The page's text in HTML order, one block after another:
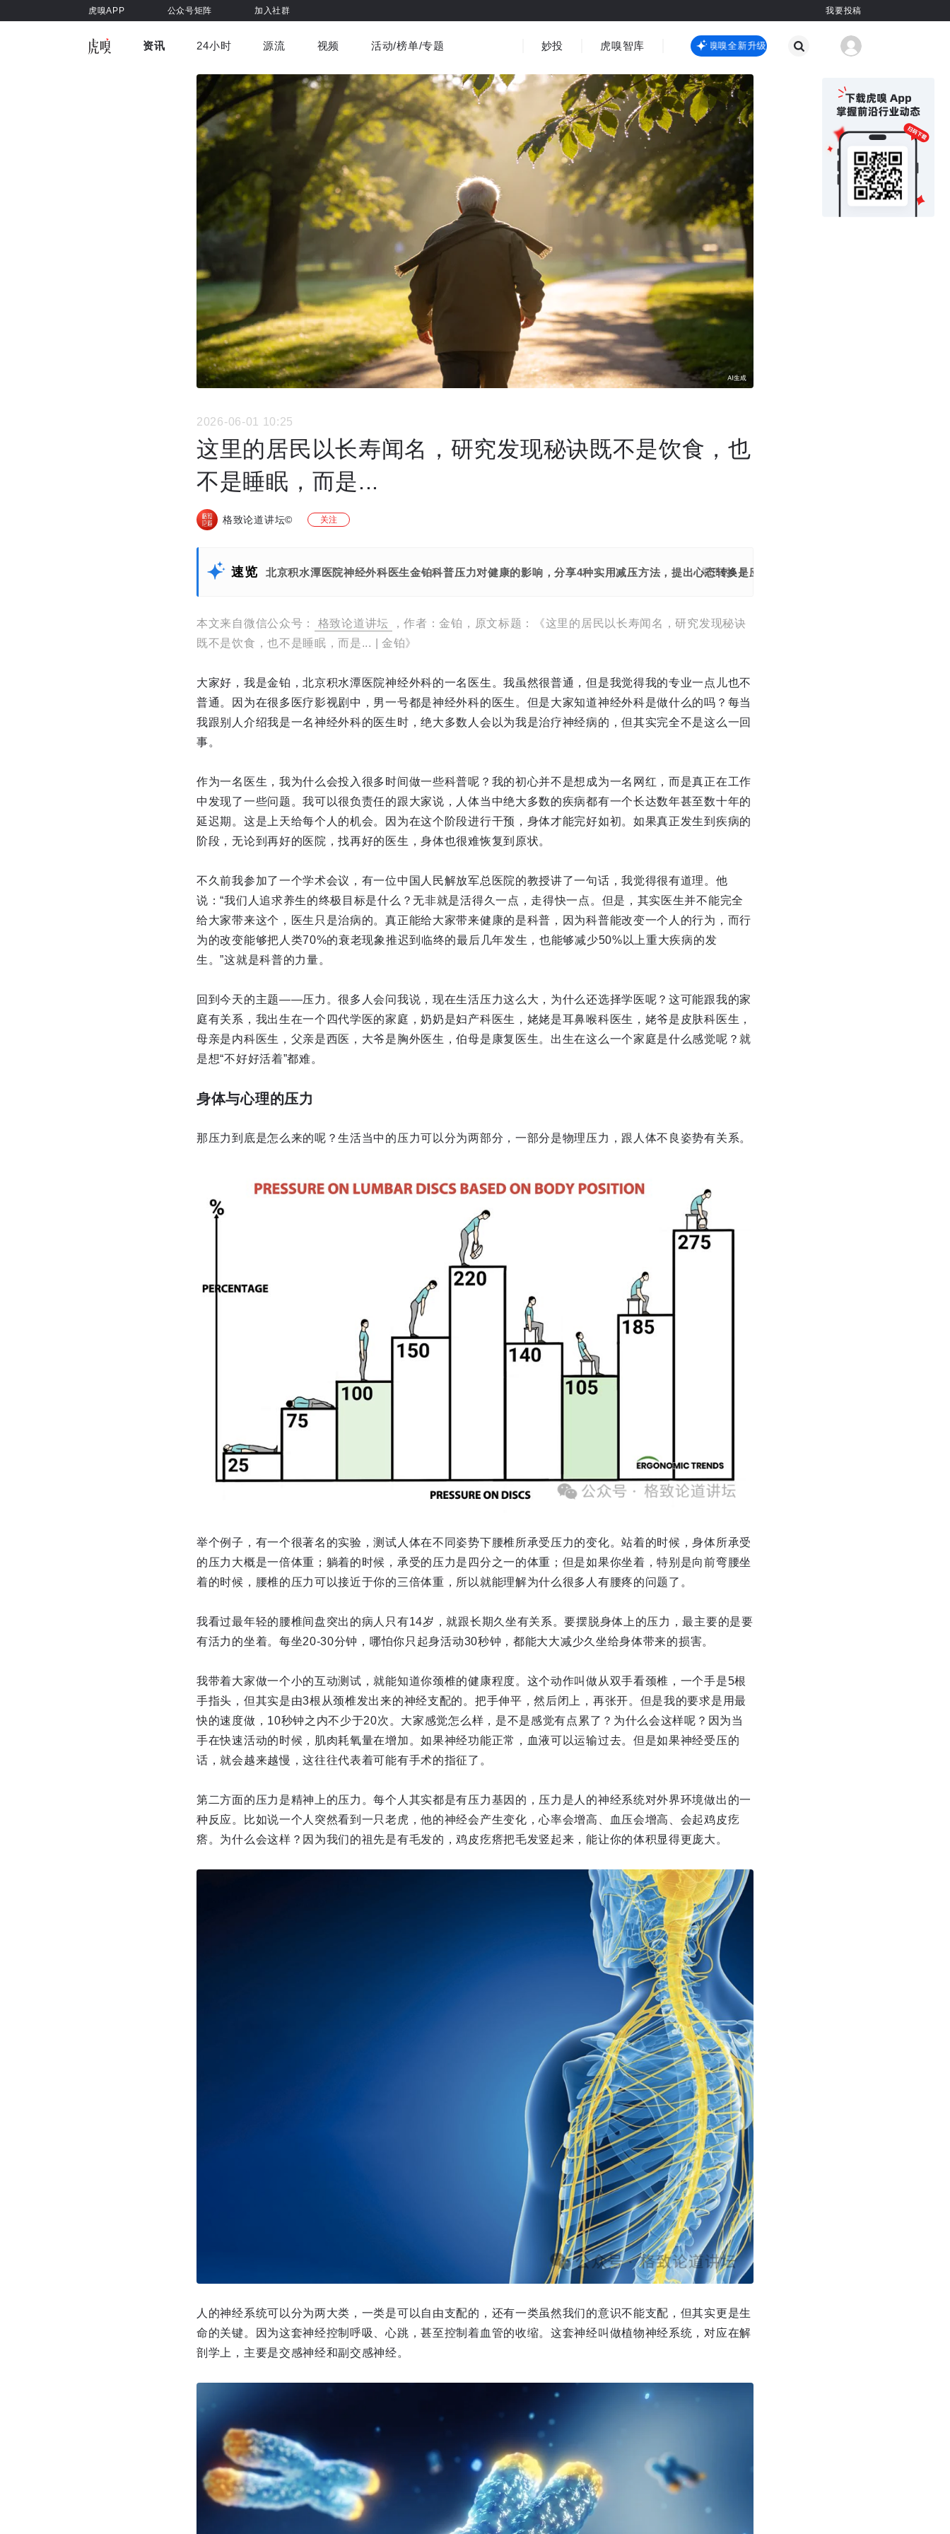
虎嗅APP 公众号矩阵 加入社群 我要投稿
资讯
车与出行 商业消费 社会文化 金融财经 出海
国际热点
健康 书影音 医疗 3C数码 观点 其他
24小时 源流 视频
虎嗅视界 视频精选
活动/榜单/专题 妙投 虎嗅智库 虎嗅嗅全新升级 虎嗅嗅全新升级
2026-06-01 10:25
这里的居民以长寿闻名，研究发现秘诀既不是饮食，也
不是睡眠，而是...
格致论道讲坛© 关注
速览 北京积水潭医院神经外科医生金铂科普压力对健康的影响，分享4种实用减压方法，提出心态转换是应对压力的核心，助力健康长寿。
展开更多
本文来自微信公众号： 格致论道讲坛
，作者：金铂，原文标题：《这里的居民以长寿闻名，研究发现秘诀
既不是饮食，也不是睡眠，而是... | 金铂》
大家好，我是金铂，北京积水潭医院神经外科的一名医生。我虽然很普通，但是我觉得我的专业一点儿也不
普通。因为在很多医疗影视剧中，男一号都是神经外科的医生。但是大家知道神经外科是做什么的吗？每当
我跟别人介绍我是一名神经外科的医生时，绝大多数人会以为我是治疗神经病的，但其实完全不是这么一回
事。
作为一名医生，我为什么会投入很多时间做一些科普呢？我的初心并不是想成为一名网红，而是真正在工作
中发现了一些问题。我可以很负责任的跟大家说，人体当中绝大多数的疾病都有一个长达数年甚至数十年的
延迟期。这是上天给每个人的机会。因为在这个阶段进行干预，身体才能完好如初。如果真正发生到疾病的
阶段，无论到再好的医院，找再好的医生，身体也很难恢复到原状。
不久前我参加了一个学术会议，有一位中国人民解放军总医院的教授讲了一句话，我觉得很有道理。他
说：“我们人追求养生的终极目标是什么？无非就是活得久一点，走得快一点。但是，其实医生并不能完全
给大家带来这个，医生只是治病的。真正能给大家带来健康的是科普，因为科普能改变一个人的行为，而行
为的改变能够把人类70%的衰老现象推迟到临终的最后几年发生，也能够减少50%以上重大疾病的发
生。”这就是科普的力量。
回到今天的主题——压力。很多人会问我说，现在生活压力这么大，为什么还选择学医呢？这可能跟我的家
庭有关系，我出生在一个四代学医的家庭，奶奶是妇产科医生，姥姥是耳鼻喉科医生，姥爷是皮肤科医生，
母亲是内科医生，父亲是西医，大爷是胸外医生，伯母是康复医生。出生在这么一个家庭是什么感觉呢？就
是想“不好好活着”都难。
身体与心理的压力
那压力到底是怎么来的呢？生活当中的压力可以分为两部分，一部分是物理压力，跟人体不良姿势有关系。
举个例子，有一个很著名的实验，测试人体在不同姿势下腰椎所承受压力的变化。站着的时候，身体所承受
的压力大概是一倍体重；躺着的时候，承受的压力是四分之一的体重；但是如果你坐着，特别是向前弯腰坐
着的时候，腰椎的压力可以接近于你的三倍体重，所以就能理解为什么很多人有腰疼的问题了。
我看过最年轻的腰椎间盘突出的病人只有14岁，就跟长期久坐有关系。要摆脱身体上的压力，最主要的是要
有活力的坐着。每坐20-30分钟，哪怕你只起身活动30秒钟，都能大大减少久坐给身体带来的损害。
我带着大家做一个小的互动测试，就能知道你颈椎的健康程度。这个动作叫做从双手看颈椎，一个手是5根
手指头，但其实是由3根从颈椎发出来的神经支配的。把手伸平，然后闭上，再张开。但是我的要求是用最
快的速度做，10秒钟之内不少于20次。大家感觉怎么样，是不是感觉有点累了？为什么会这样呢？因为当
手在快速活动的时候，肌肉耗氧量在增加。如果神经功能正常，血液可以运输过去。但是如果神经受压的
话，就会越来越慢，这往往代表着可能有手术的指征了。
第二方面的压力是精神上的压力。每个人其实都是有压力基因的，压力是人的神经系统对外界环境做出的一
种反应。比如说一个人突然看到一只老虎，他的神经会产生变化，心率会增高、血压会增高、会起鸡皮疙
瘩。为什么会这样？因为我们的祖先是有毛发的，鸡皮疙瘩把毛发竖起来，能让你的体积显得更庞大。
人的神经系统可以分为两大类，一类是可以自由支配的，还有一类虽然我们的意识不能支配，但其实更是生
命的关键。因为这套神经控制呼吸、心跳，甚至控制着血管的收缩。这套神经叫做植物神经系统，对应在解
剖学上，主要是交感神经和副交感神经。